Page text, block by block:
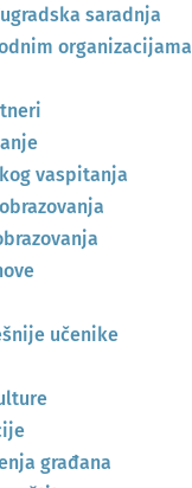
saradnja
organizacijama
vaspitanja
učenike
građana